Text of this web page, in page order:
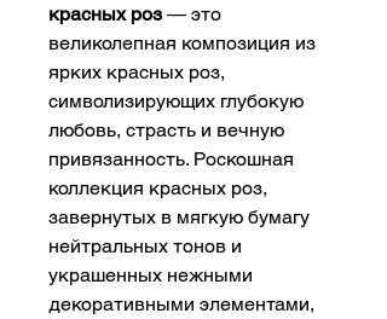
красных роз — это
великолепная композиция из
ярких красных роз,
символизирующих глубокую
любовь, страсть и вечную
привязанность. Роскошная
коллекция красных роз,
завернутых в мягкую бумагу
нейтральных тонов и
украшенных нежными
декоративными элементами,